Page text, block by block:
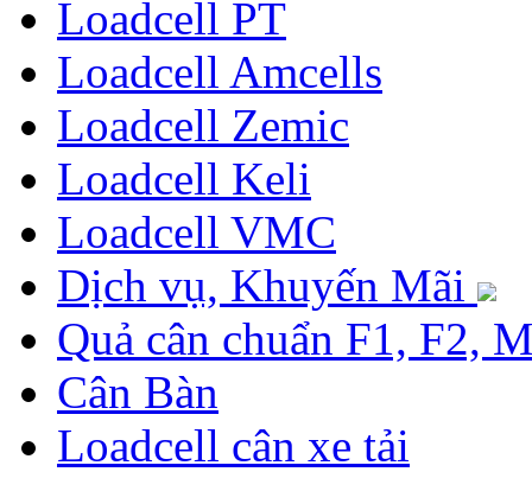
Loadcell PT
Loadcell Amcells
Loadcell Zemic
Loadcell Keli
Loadcell VMC
Dịch vụ, Khuyến Mãi
Quả cân chuẩn F1, F2,
Cân Bàn
Loadcell cân xe tải